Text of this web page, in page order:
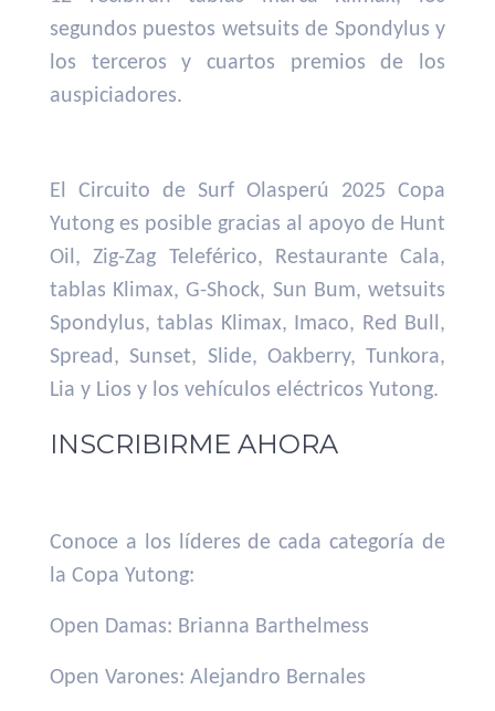
segundos puestos wetsuits de Spondylus y
los terceros y cuartos premios de los
auspiciadores.
El Circuito de Surf Olasperú 2025 Copa
Yutong es posible gracias al apoyo de Hunt
Oil, Zig-Zag Teleférico, Restaurante Cala,
tablas Klimax, G-Shock, Sun Bum, wetsuits
Spondylus, tablas Klimax, Imaco, Red Bull,
Spread, Sunset, Slide, Oakberry, Tunkora,
Lia y Lios y los vehículos eléctricos Yutong.
INSCRIBIRME AHORA
Conoce a los líderes de cada categoría de
la Copa Yutong:
Open Damas: Brianna Barthelmess
Open Varones: Alejandro Bernales